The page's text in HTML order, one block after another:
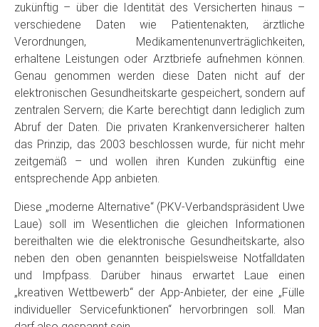
zukünftig – über die Identität des Versicherten hinaus –
verschiedene Daten wie Patientenakten, ärztliche
Verordnungen, Medikamentenunverträglichkeiten,
erhaltene Leistungen oder Arztbriefe aufnehmen können.
Genau genommen werden diese Daten nicht auf der
elektronischen Gesundheitskarte gespeichert, sondern auf
zentralen Servern; die Karte berechtigt dann lediglich zum
Abruf der Daten. Die privaten Krankenversicherer halten
das Prinzip, das 2003 beschlossen wurde, für nicht mehr
zeitgemäß – und wollen ihren Kunden zukünftig eine
entsprechende App anbieten.
Diese „moderne Alternative“ (PKV-Verbandspräsident Uwe
Laue) soll im Wesentlichen die gleichen Informationen
bereithalten wie die elektronische Gesundheitskarte, also
neben den oben genannten beispielsweise Notfalldaten
und Impfpass. Darüber hinaus erwartet Laue einen
„kreativen Wettbewerb“ der App-Anbieter, der eine „Fülle
individueller Servicefunktionen“ hervorbringen soll. Man